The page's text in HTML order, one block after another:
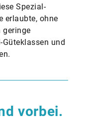
Spezial-
erlaubte, ohne
geringe
und
vorbei.